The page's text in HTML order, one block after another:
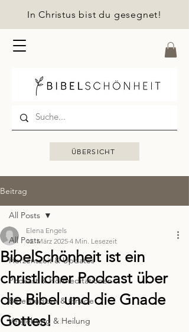
In Christus bist du gesegnet!
ÜBERSICHT
Beitrag
All Posts
Herzenszeit & Updates
Podcast & Hörmeditationen
Bibelstudium & Gnade
Vergebung & Heilung
All Posts
BibelSchönheit ist ein
christlicher Podcast über
die Bibel und die Gnade
Gottes!
Elena Engels
12. März 2025 4 Min. Lesezeit